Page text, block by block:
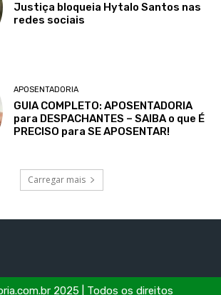
Justiça bloqueia Hytalo Santos nas
redes sociais
APOSENTADORIA
GUIA COMPLETO: APOSENTADORIA
para DESPACHANTES – SAIBA o que É
PRECISO para SE APOSENTAR!
Carregar mais
2025 | Todos os direitos